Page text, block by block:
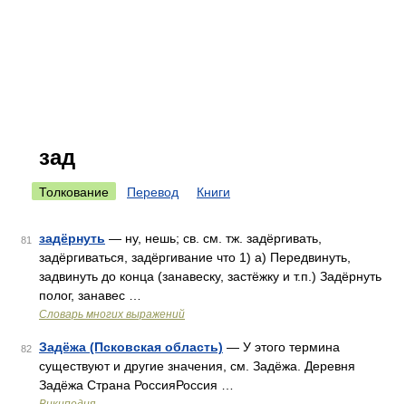
зад
Толкование Перевод Книги
81 задёрнуть — ну, нешь; св. см. тж. задёргивать,
задёргиваться, задёргивание что 1) а) Передвинуть,
задвинуть до конца (занавеску, застёжку и т.п.) Задёрнуть
полог, занавес …
Словарь многих выражений
82 Задёжа (Псковская область) — У этого термина
существуют и другие значения, см. Задёжа. Деревня
Задёжа Страна РоссияРоссия …